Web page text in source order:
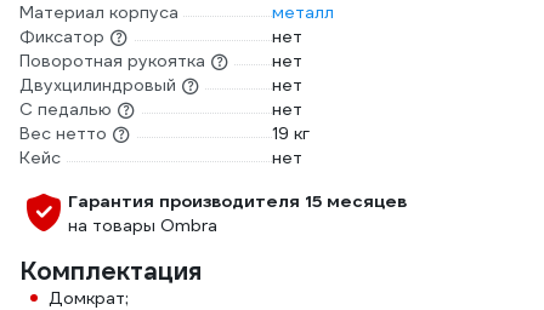
Материал корпуса
металл
Фиксатор
нет
Поворотная рукоятка
нет
Двухцилиндровый
нет
С педалью
нет
Вес нетто
19 кг
Кейс
нет
Гарантия производителя 15 месяцев
на товары Ombra
Комплектация
Домкрат;